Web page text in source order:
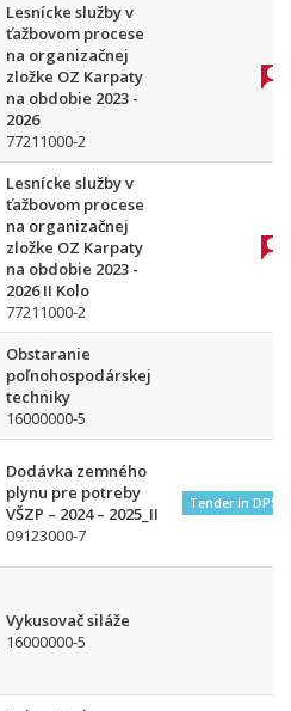
Lesnícke služby v
ťažbovom procese
na organizačnej
zložke OZ Karpaty
na obdobie 2023 -
2026
77211000-2
Lesnícke služby v
ťažbovom procese
na organizačnej
zložke OZ Karpaty
na obdobie 2023 -
2026 II Kolo
77211000-2
Obstaranie
poľnohospodárskej
techniky
16000000-5
Dodávka zemného
plynu pre potreby
VŠZP – 2024 – 2025_II
09123000-7
Tender in DPS
Vykusovač siláže
16000000-5